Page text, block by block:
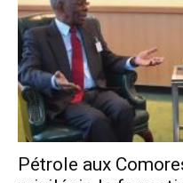
Pétrole aux